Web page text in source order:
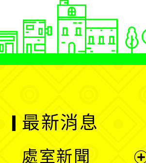
最新消息
處室新聞